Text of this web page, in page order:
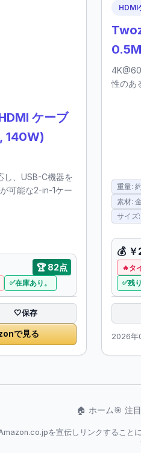
ケーブ
140W)
し、USB-C機器を
可能な2-in-1ケー
🏆82点
在庫あり。
🤍保存
で見る
HDMI
性のあ
重量:
素材:
サイ
💰
タ
残
2026年
🏠 ホーム🎯 注
を宣伝しリンクすること